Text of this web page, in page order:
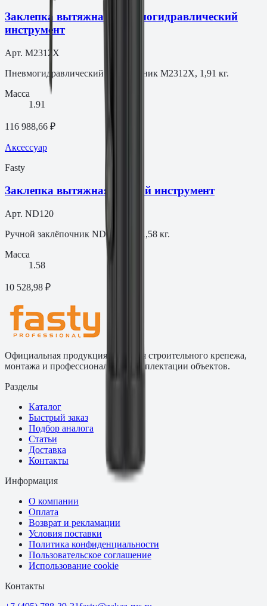
Заклепка вытяжная Пневмогидравлический
инструмент
Арт. M2312X
Пневмогидравлический заклёпочник M2312X, 1,91 кг.
Масса
1.91
116 988,66 ₽
Аксессуар
Fasty
Заклепка вытяжная Ручной инструмент
Арт. ND120
Ручной заклёпочник ND120, вес 1,58 кг.
Масса
1.58
10 528,98 ₽
Официальная продукция Fasty для строительного крепежа,
монтажа и профессиональной комплектации объектов.
Разделы
Каталог
Быстрый заказ
Подбор аналога
Статьи
Доставка
Контакты
Информация
О компании
Оплата
Возврат и рекламации
Условия поставки
Политика конфиденциальности
Пользовательское соглашение
Использование cookie
Контакты